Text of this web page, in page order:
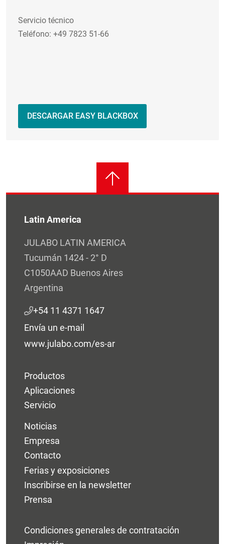
Servicio técnico
Teléfono: +49 7823 51-66
DESCARGAR EASY BLACKBOX
Latin America
JULABO LATIN AMERICA
Tucumán 1424 - 2° D
C1050AAD Buenos Aires
Argentina
+54 11 4371 1647
Envía un e-mail
www.julabo.com/es-ar
Productos
Aplicaciones
Servicio
Noticias
Empresa
Contacto
Ferias y exposiciones
Inscribirse en la newsletter
Prensa
Condiciones generales de contratación